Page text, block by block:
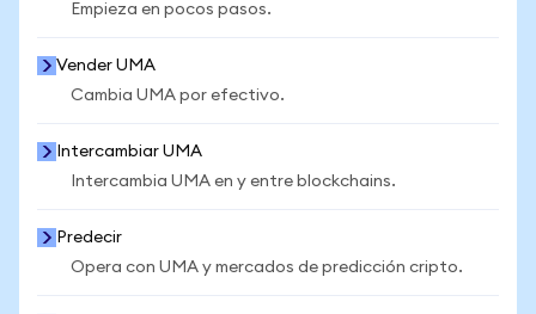
Empieza en pocos pasos.
Vender UMA
Cambia UMA por efectivo.
Intercambiar UMA
Intercambia UMA en y entre blockchains.
Predecir
Opera con UMA y mercados de predicción cripto.